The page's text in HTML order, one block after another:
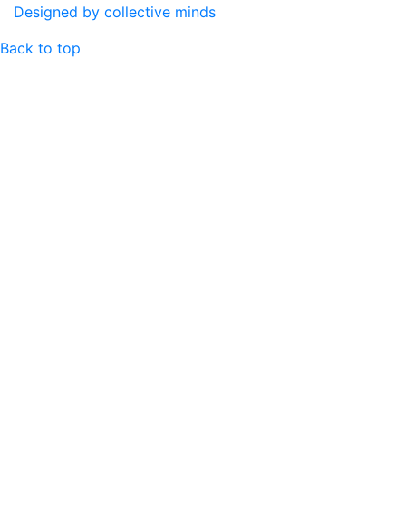
Designed by collective minds